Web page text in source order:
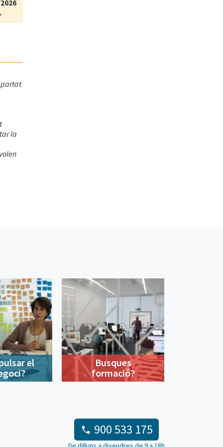
la
el
Busques
formació?
900 533 175